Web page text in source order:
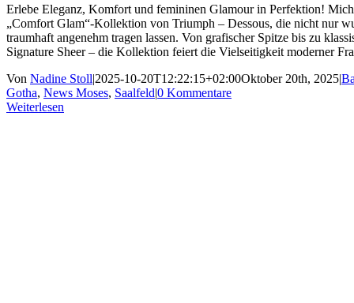
Erlebe Eleganz, Komfort und femininen Glamour in Perfektion!
„Comfort Glam“-Kollektion von Triumph – Dessous, die nicht nur
traumhaft angenehm tragen lassen. Von grafischer Spitze bis zu
Signature Sheer – die Kollektion feiert die Vielseitigkeit moderner
Von Nadine Stoll|2025-10-20T12:22:15+02:00Oktober 20th, 2025|
Gotha, News Moses, Saalfeld|0 Kommentare
Weiterlesen